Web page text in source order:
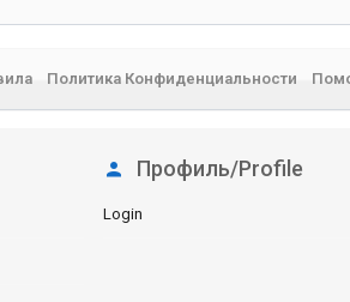
Профиль/Profile
Login
Политика Конфиденциальности